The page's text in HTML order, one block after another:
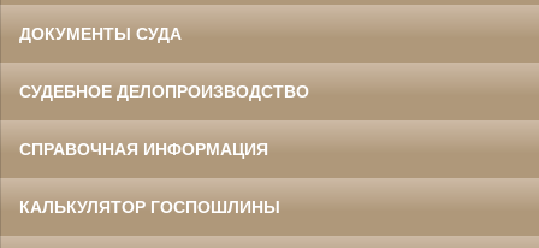
ДОКУМЕНТЫ СУДА
СУДЕБНОЕ ДЕЛОПРОИЗВОДСТВО
СПРАВОЧНАЯ ИНФОРМАЦИЯ
КАЛЬКУЛЯТОР ГОСПОШЛИНЫ